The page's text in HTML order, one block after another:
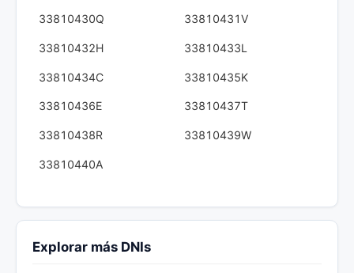
33810430Q 33810431V
33810432H 33810433L
33810434C 33810435K
33810436E 33810437T
33810438R 33810439W
33810440A
Explorar más DNIs